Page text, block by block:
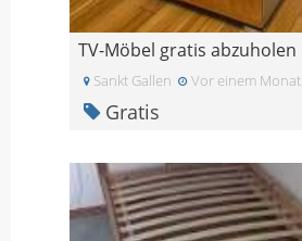
TV-Möbel gratis abzuholen
Sankt Gallen Vor einem Monat
Gratis